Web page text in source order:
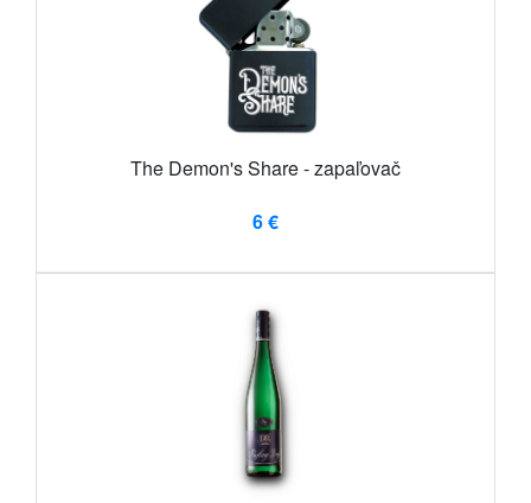
The Demon's Share - zapaľovač
6 €